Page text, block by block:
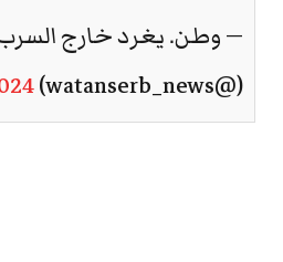
— وطن. يغرد خارج
(@watanserb_news)